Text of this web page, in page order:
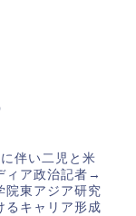
伴い二児と米
ィア政治記者→
院東アジア研究
るキャリア形成